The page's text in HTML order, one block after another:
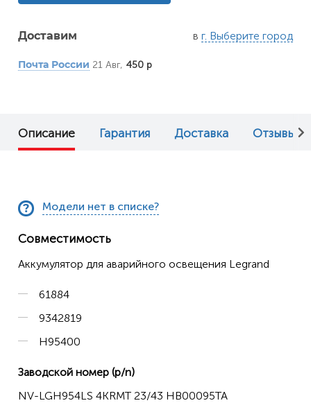
Доставим в г. Выберите город
Почта России 21 Авг, 450 р
Описание Гарантия Доставка Отзывы (0)
Модели нет в списке?
Совместимость
Аккумулятор для аварийного освещения Legrand
61884
9342819
H95400
Заводской номер (p/n)
NV-LGH954LS 4KRMT 23/43 HB00095TA